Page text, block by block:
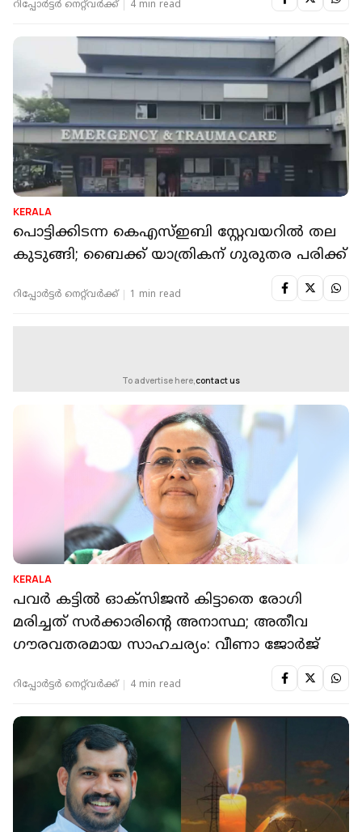
റിപ്പോർട്ടർ നെറ്റ്‌വര്‍ക്ക്‌ 4 min read
KERALA
പൊട്ടിക്കിടന്ന കെഎസ്ഇബി സ്റ്റേവയറില്‍ തല
കുടുങ്ങി; ബൈക്ക് യാത്രികന് ഗുരുതര പരിക്ക്
റിപ്പോർട്ടർ നെറ്റ്‌വര്‍ക്ക്‌ 1 min read
To advertise here, contact us
KERALA
പവർ കട്ടിൽ ഓക്‌സിജൻ കിട്ടാതെ രോഗി
മരിച്ചത് സർക്കാരിന്റെ അനാസ്ഥ; അതീവ
ഗൗരവതരമായ സാഹചര്യം: വീണാ ജോർജ്
റിപ്പോർട്ടർ നെറ്റ്‌വര്‍ക്ക്‌ 4 min read